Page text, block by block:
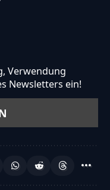
Verwendung
Newsletters ein!